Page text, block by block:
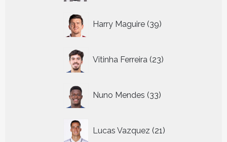
Harry Maguire 39
producten
Vitinha Ferreira 23
producten
Nuno Mendes 33
producten
Lucas Vazquez 21
producten